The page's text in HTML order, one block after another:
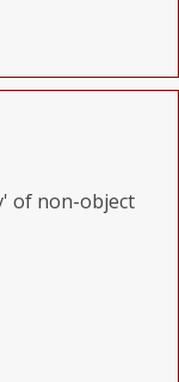
of non-object